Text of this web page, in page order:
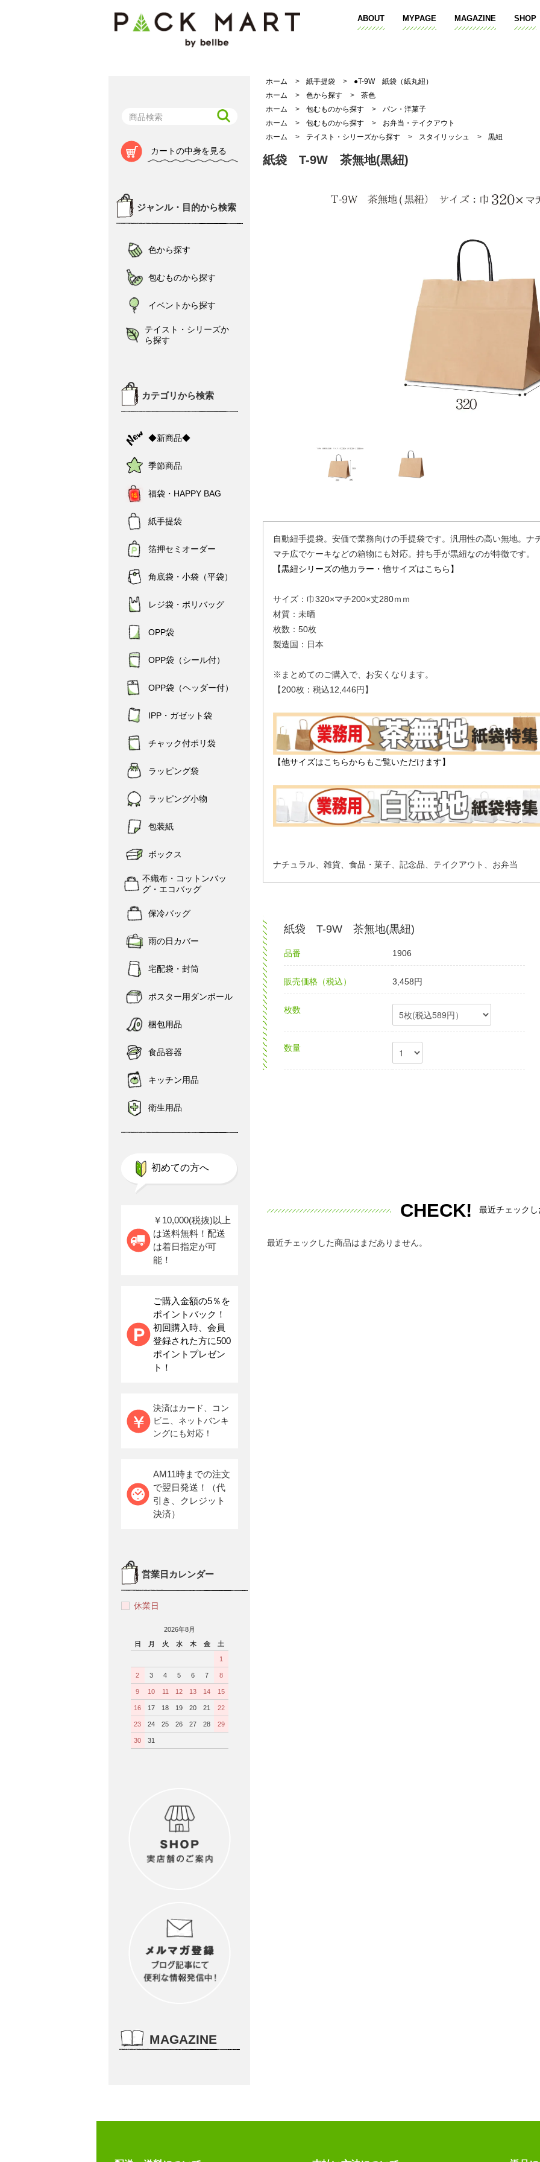
ABOUT MYPAGE MAGAZINE SHOP
ホーム > 紙手提袋 >
●T-9W 紙袋（紙丸紐）
ホーム
> 色から探す >
茶色
ホーム
> 包むものから探す >
パン・洋菓子
ホーム
> 包むものから探す >
お弁当・テイクアウト
ホーム
> テイスト・シリーズから探す > スタイリッシュ > 黒紐
紙袋 T-9W 茶無地(黒紐)
自動紐手提袋。安価で業務向けの手提袋です。汎用性の高い無地。ナ
マチ広でケーキなどの箱物にも対応。持ち手が黒紐なのが特徴です。
【黒紐シリーズの他カラー・他サイズはこちら】
サイズ：巾320×マチ200×丈280ｍｍ
材質：未晒
枚数：50枚
製造国：日本
※まとめてのご購入で、お安くなります。
【200枚：税込12,446円】
【他サイズはこちらからもご覧いただけます】
ナチュラル、雑貨、食品・菓子、記念品、テイクアウト、お弁当
紙袋 T-9W 茶無地(黒紐)
品番 1906
販売価格（税込） 3,458円
枚数
数量
CHECK! 最近チェック
最近チェックした商品はまだありません。
カートの中身を見る
ジャンル・目的から検索
色から探す
包むものから探す
イベントから探す
テイスト・シリーズか
ら探す
カテゴリから検索
◆新商品◆
季節商品
福袋・HAPPY BAG
紙手提袋
箔押セミオーダー
角底袋・小袋（平袋）
レジ袋・ポリバッグ
OPP袋
OPP袋（シール付）
OPP袋（ヘッダー付）
IPP・ガゼット袋
チャック付ポリ袋
ラッピング袋
ラッピング小物
包装紙
ボックス
不織布・コットンバッ
グ・エコバッグ
保冷バッグ
雨の日カバー
宅配袋・封筒
ポスター用ダンボール
梱包用品
食品容器
キッチン用品
衛生用品
初めての方へ
￥10,000(税抜)以上
は送料無料！配送
は着日指定が可
能！
ご購入金額の5％を
ポイントバック！
初回購入時、会員
登録された方に500
ポイントプレゼン
ト！
決済はカード、コン
ビニ、ネットバンキ
ングにも対応！
AM11時までの注文
で翌日発送！（代
引き、クレジット
決済）
営業日カレンダー
休業日
2026年8月
日
月 火 水 木 金 土
1
2 3 4 5 6 7 8
9 10 11 12 13 14 15
16 17 18 19 20 21 22
23 24 25 26 27 28 29
30 31
MAGAZINE